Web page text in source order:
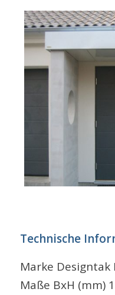
Technische
Marke Designtak
Maße BxH (mm)